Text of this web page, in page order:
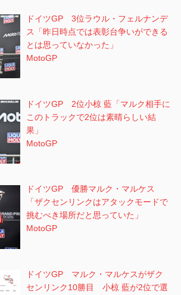
ドイツGP 3位ラウル・フェルナンデ
ス「昨日時点では表彰台争いができる
とは思っていなかった」
MotoGP
ドイツGP 2位小椋 藍「マルク相手に
このトラックで2位は素晴らしい結
果」
MotoGP
ドイツGP 優勝マルク・マルケス
「ザクセンリンクはアタックモードで
挑むべき場所だと思っていた」
MotoGP
ドイツGP マルク・マルケスがザク
センリンク10勝目 小椋 藍が2位で選